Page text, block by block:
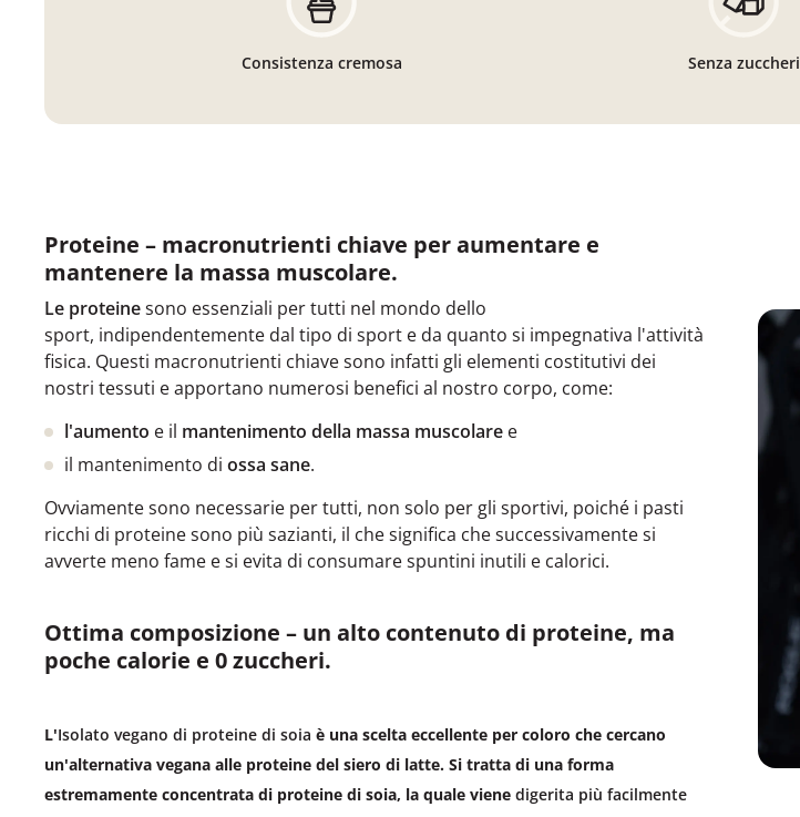
Consistenza cremosa Senza zuccheri
Proteine – macronutrienti chiave per aumentare e
mantenere la massa muscolare.
Le proteinesono essenziali per tutti nel mondo dello
sport, indipendentemente dal tipo di sport e da quanto si impegnativa l'attività
fisica. Questi macronutrienti chiave sono infatti gli elementi costitutivi dei
nostri tessuti e apportano numerosi benefici al nostro corpo, come:
l'aumento e il mantenimento della massa muscolare e
il mantenimento di ossa sane.
Ovviamente sono necessarie per tutti, non solo per gli sportivi, poiché i pasti
ricchi di proteine sono più sazianti, il che significa che successivamente si
avverte meno fame e si evita di consumare spuntini inutili e calorici.
Ottima composizione – un alto contenuto di proteine, ma
poche calorie e 0 zuccheri.
L'Isolato vegano di proteine di soia è una scelta eccellente per coloro che cercano
un'alternativa vegana alle proteine del siero di latte. Si tratta di una forma
estremamente concentrata di proteine di soia, la quale viene digerita più facilmente